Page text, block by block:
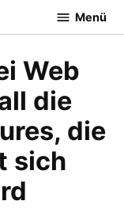
Menü
Web
die
die
sich